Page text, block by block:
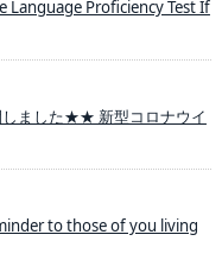
Language Proficiency Test If
ました★★ 新型コロナウイ
to those of you living